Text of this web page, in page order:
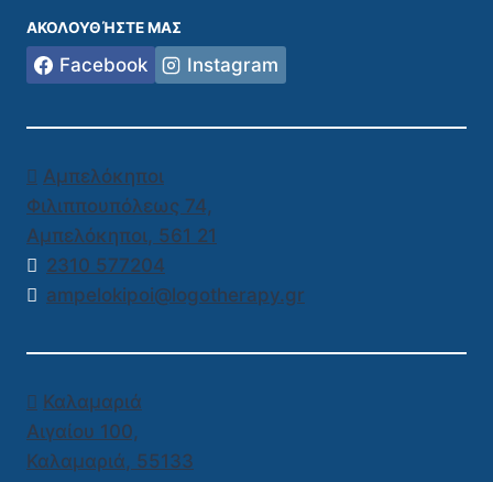
ΑΚΟΛΟΥΘΉΣΤΕ ΜΑΣ
Facebook Instagram
Αμπελόκηποι
Φιλιππουπόλεως 74,
Αμπελόκηποι, 561 21
2310 577204
ampelokipoi@logotherapy.gr
Καλαμαριά
Αιγαίου 100,
Καλαμαριά, 55133